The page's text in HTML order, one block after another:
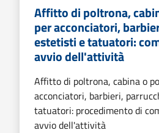
Affitto di poltrona,
per acconciatori,
estetisti e tatuatori:
avvio dell'attività
Affitto di poltrona, cabina o
acconciatori, barbieri,
tatuatori: procedimento di
avvio dell'attività